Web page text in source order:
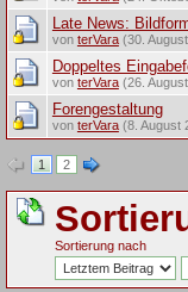
Late News:
von terVara(30.
Doppeltes
von terVara(26.
Forengestaltung
von terVara(8. August
1 2
Sortierung nach